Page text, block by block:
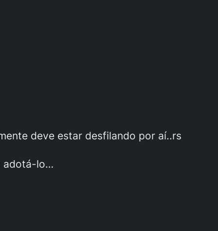
deve estar desfilando por aí..rs
adotá-lo…